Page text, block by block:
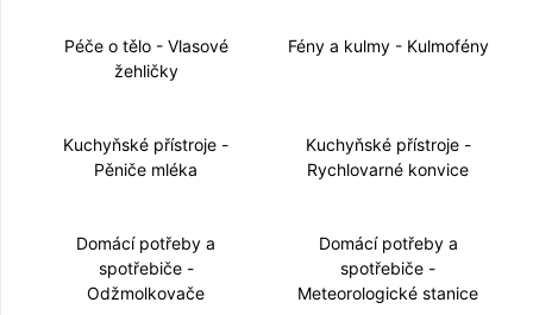
Péče o tělo - Vlasové
žehličky
Fény a kulmy - Kulmofény
Kuchyňské přístroje -
Pěniče mléka
Kuchyňské přístroje -
Rychlovarné konvice
Domácí potřeby a
spotřebiče -
Odžmolkovače
Domácí potřeby a
spotřebiče -
Meteorologické stanice